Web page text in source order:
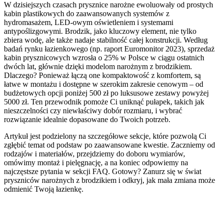
W dzisiejszych czasach prysznice narożne ewoluowały od prostych
kabin plastikowych do zaawansowanych systemów z
hydromasażem, LED-owym oświetleniem i systemami
antypoślizgowymi. Brodzik, jako kluczowy element, nie tylko
zbiera wodę, ale także nadaje stabilność całej konstrukcji. Według
badań rynku łazienkowego (np. raport Euromonitor 2023), sprzedaż
kabin prysznicowych wzrosła o 25% w Polsce w ciągu ostatnich
dwóch lat, głównie dzięki modelom narożnym z brodzikiem.
Dlaczego? Ponieważ łączą one kompaktowość z komfortem, są
łatwe w montażu i dostępne w szerokim zakresie cenowym – od
budżetowych opcji poniżej 500 zł po luksusowe zestawy powyżej
5000 zł. Ten przewodnik pomoże Ci uniknąć pułapek, takich jak
nieszczelności czy niewłaściwy dobór rozmiaru, i wybrać
rozwiązanie idealnie dopasowane do Twoich potrzeb.
Artykuł jest podzielony na szczegółowe sekcje, które pozwolą Ci
zgłębić temat od podstaw po zaawansowane kwestie. Zaczniemy od
rodzajów i materiałów, przejdziemy do doboru wymiarów,
omówimy montaż i pielęgnację, a na koniec odpowiemy na
najczęstsze pytania w sekcji FAQ. Gotowy? Zanurz się w świat
pryszniców narożnych z brodzikiem i odkryj, jak mała zmiana może
odmienić Twoją łazienkę.